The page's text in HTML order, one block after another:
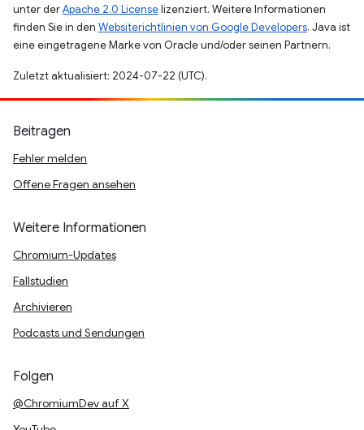
unter derApache 2.0 Licenselizenziert. Weitere Informationen
finden Sie in den Websiterichtlinien von Google Developers. Java ist
eine eingetragene Marke von Oracle und/oder seinen Partnern.
Zuletzt aktualisiert: 2024-07-22 (UTC).
Beitragen
Fehler melden
Offene Fragen ansehen
Weitere Informationen
Chromium-Updates
Fallstudien
Archivieren
Podcasts und Sendungen
Folgen
@ChromiumDev auf X